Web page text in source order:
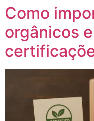
Como
orgânicos